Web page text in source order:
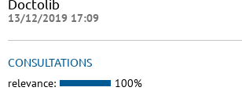
Doctolib
13/12/2019 17:09
CONSULTATIONS
relevance: 100%